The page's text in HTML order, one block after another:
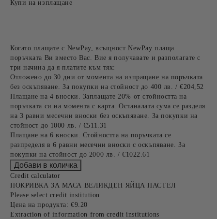
Купи на изплащане
Когато плащате с NewPay, всъщност NewPay плаща
поръчката Ви вместо Вас. Вие я получавате и разполагате с
три начина да я платите към тях:
Отложено до 30 дни от момента на изпращане на поръчката
без оскъпяване. За покупки на стойност до 400 лв. / €204,52
Плащане на 4 вноски. Заплащате 20% от стойността на
поръчката си на момента с карта. Останалата сума се разделя
на 3 равни месечни вноски без оскъпяване. За покупки на
стойност до 1000 лв. / €511.31
Плащане на 6 вноски. Стойността на поръчката се
разпределя в 6 равни месечни вноски с оскъпяване. За
покупки на стойност до 2000 лв. / €1022.61
Credit calculator
ПОКРИВКА ЗА МАСА ВЕЛИКДЕН ЯЙЦА ПАСТЕЛ
Please select credit institution
Цена на продукта: €9.20
Extraction of information from credit institutions